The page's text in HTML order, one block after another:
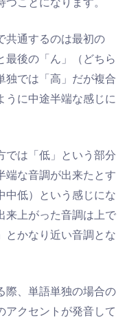
共通するのは最初の
最後の「ん」（どちら
独では「高」だが複合
うに中途半端な感じに
では「低」という部分
端な音調が出来たとす
中低）という感じにな
来上がった音調は上で
とかなり近い音調とな
際、単語単独の場合の
アクセントが発音して